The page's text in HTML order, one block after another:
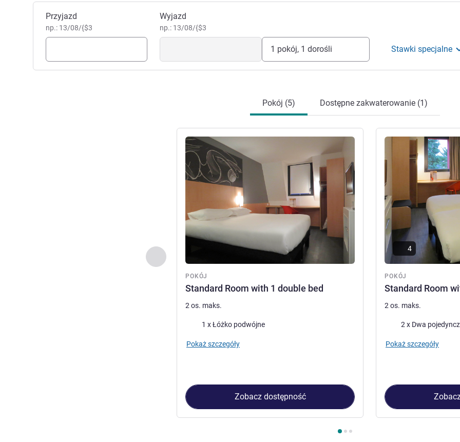
Zarezerwuj ten hotel
Przyjazd
np.: 13/08/{$3
Wyjazd
np.: 13/08/{$3
1 pokój, 1 dorośli Stawki specjalne
Pokój (5) Dostępne zakwaterowanie (1)
Poprzedni - Pokój
POKÓJ
Standard Room with 1 double bed
Pokaż szczegóły
2 os. maks.
Pościel1 x Łóżko podwójne
Pokaż szczegóły
Zobacz dostępność
POKÓJ
Standard Room
Pokaż szczegóły
4
2 os. maks.
Pościel2 x Dwa
Pokaż szczegóły